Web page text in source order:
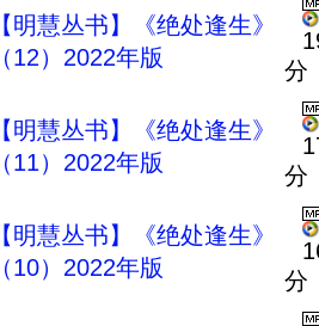
【明慧丛书】《绝处逢生》
（12）2022年版
分
【明慧丛书】《绝处逢生》
（11）2022年版
分
【明慧丛书】《绝处逢生》
（10）2022年版
分